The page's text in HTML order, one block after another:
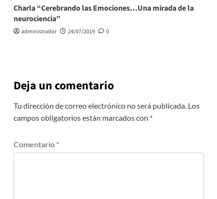
Charla “Cerebrando las Emociones…Una mirada de la
neurociencia”
administrador 24/07/2019 0
Deja un comentario
Tu dirección de correo electrónico no será publicada. Los
campos obligatorios están marcados con *
Comentario *